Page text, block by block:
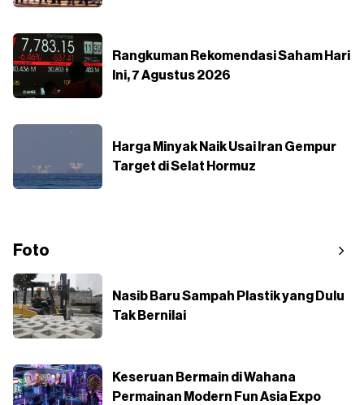
Rangkuman Rekomendasi Saham Hari
Ini, 7 Agustus 2026
Harga Minyak Naik Usai Iran Gempur
Target di Selat Hormuz
Foto
Nasib Baru Sampah Plastik yang Dulu
Tak Bernilai
Keseruan Bermain di Wahana
Permainan Modern Fun Asia Expo